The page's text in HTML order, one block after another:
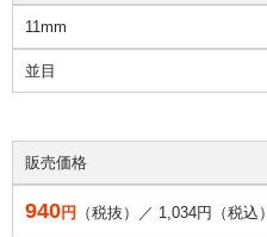
11mm
並目
販売価格
940円 （税抜）／ 1,034円（税込）